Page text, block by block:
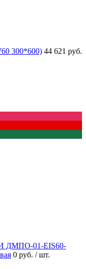
300*600) 44 621 руб.
ДМПО-01-EIS60-
0 руб. / шт.